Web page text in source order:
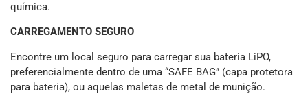
química.
CARREGAMENTO SEGURO
Encontre um local seguro para carregar sua bateria LiPO,
preferencialmente dentro de uma “SAFE BAG” (capa protetora
para bateria), ou aquelas maletas de metal de munição.